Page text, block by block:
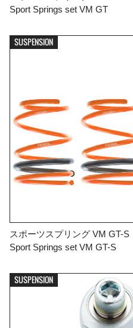
Sport Springs set VM GT
SUSPENSION
スポーツスプリング VM GT-S
Sport Springs set VM GT-S
SUSPENSION